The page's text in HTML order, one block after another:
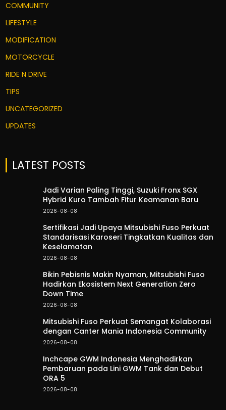
COMMUNITY
LIFESTYLE
MODIFICATION
MOTORCYCLE
RIDE N DRIVE
TIPS
UNCATEGORIZED
UPDATES
LATEST POSTS
Jadi Varian Paling Tinggi, Suzuki Fronx SGX
Hybrid Kuro Tambah Fitur Keamanan Baru
2026-08-08
Sertifikasi Jadi Upaya Mitsubishi Fuso Perkuat
Standarisasi Karoseri Tingkatkan Kualitas dan
Keselamatan
2026-08-08
Bikin Pebisnis Makin Nyaman, Mitsubishi Fuso
Hadirkan Ekosistem Next Generation Zero
Down Time
2026-08-08
Mitsubishi Fuso Perkuat Semangat Kolaborasi
dengan Canter Mania Indonesia Community
2026-08-08
Inchcape GWM Indonesia Menghadirkan
Pembaruan pada Lini GWM Tank dan Debut
ORA 5
2026-08-08